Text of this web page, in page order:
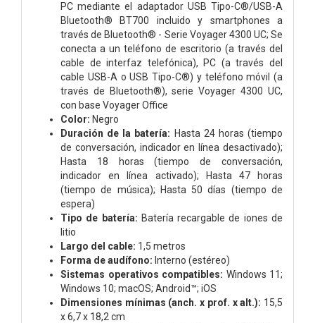
PC mediante el adaptador USB Tipo-C®/USB-A
Bluetooth® BT700 incluido y smartphones a
través de Bluetooth® - Serie Voyager 4300 UC; Se
conecta a un teléfono de escritorio (a través del
cable de interfaz telefónica), PC (a través del
cable USB-A o USB Tipo-C®) y teléfono móvil (a
través de Bluetooth®), serie Voyager 4300 UC,
con base Voyager Office
Color: Negro
Duración de la batería: Hasta 24 horas (tiempo
de conversación, indicador en línea desactivado);
Hasta 18 horas (tiempo de conversación,
indicador en línea activado); Hasta 47 horas
(tiempo de música); Hasta 50 días (tiempo de
espera)
Tipo de batería: Batería recargable de iones de
litio
Largo del cable: 1,5 metros
Forma de audífono: Interno (estéreo)
Sistemas operativos compatibles: Windows 11;
Windows 10; macOS; Android™; iOS
Dimensiones mínimas (anch. x prof. x alt.): 15,5
x 6,7 x 18,2 cm